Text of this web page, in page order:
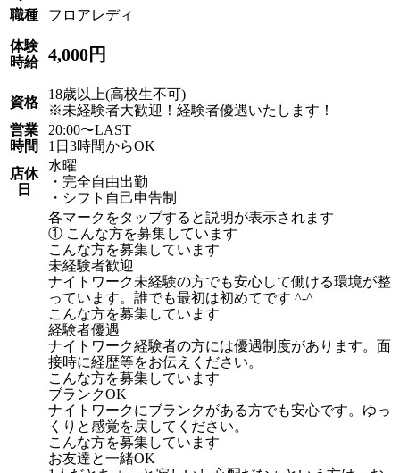
職種
フロアレディ
体験
時給
4,000円
資格
18歳以上(高校生不可)
※未経験者大歓迎！経験者優遇いたします！
営業
時間
20:00〜LAST
1日3時間からOK
店休
日
水曜
・完全自由出勤
・シフト自己申告制
各マークをタップすると説明が表示されます
① こんな方を募集しています
こんな方を募集しています
未経験者歓迎
ナイトワーク未経験の方でも安心して働ける環境が整
っています。誰でも最初は初めてです ^-^
こんな方を募集しています
経験者優遇
ナイトワーク経験者の方には優遇制度があります。面
接時に経歴等をお伝えください。
こんな方を募集しています
ブランクOK
ナイトワークにブランクがある方でも安心です。ゆっ
くりと感覚を戻してください。
こんな方を募集しています
お友達と一緒OK